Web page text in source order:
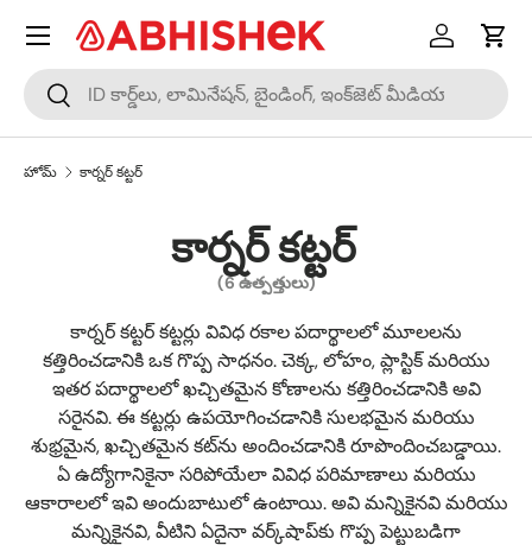
కంటెంట్‌కి దాటవేయండి
శోధించండి
శోధించండి
లాగిన్ బండి
మెనూ
హోమ్ కార్నర్ కట్టర్
కార్నర్ కట్టర్
(6 ఉత్పత్తులు)
కార్నర్ కట్టర్ కట్టర్లు వివిధ రకాల పదార్థాలలో మూలలను
కత్తిరించడానికి ఒక గొప్ప సాధనం. చెక్క, లోహం, ప్లాస్టిక్ మరియు
ఇతర పదార్థాలలో ఖచ్చితమైన కోణాలను కత్తిరించడానికి అవి
సరైనవి. ఈ కట్టర్లు ఉపయోగించడానికి సులభమైన మరియు
శుభ్రమైన, ఖచ్చితమైన కట్‌ను అందించడానికి రూపొందించబడ్డాయి.
ఏ ఉద్యోగానికైనా సరిపోయేలా వివిధ పరిమాణాలు మరియు
ఆకారాలలో ఇవి అందుబాటులో ఉంటాయి. అవి మన్నికైనవి మరియు
మన్నికైనవి, వీటిని ఏదైనా వర్క్‌షాప్‌కు గొప్ప పెట్టుబడిగా